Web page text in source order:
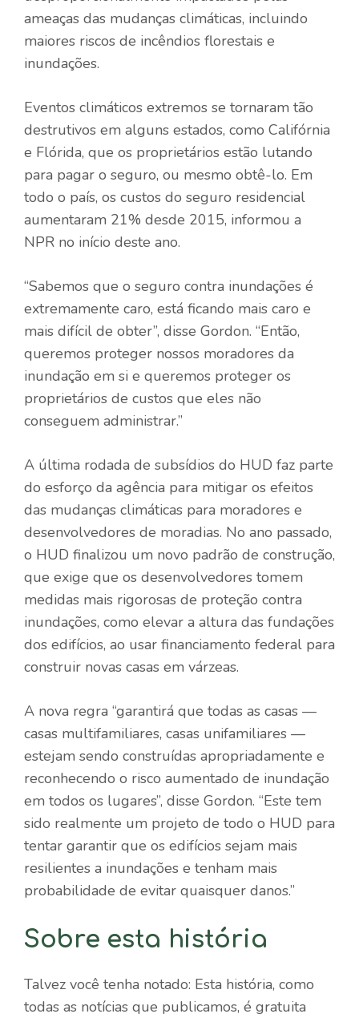
ameaças das mudanças climáticas, incluindo
maiores riscos de incêndios florestais e
inundações.
Eventos climáticos extremos se tornaram tão
destrutivos em alguns estados, como Califórnia
e Flórida, que os proprietários estão lutando
para pagar o seguro, ou mesmo obtê-lo. Em
todo o país, os custos do seguro residencial
aumentaram 21% desde 2015, informou a
NPR no início deste ano.
“Sabemos que o seguro contra inundações é
extremamente caro, está ficando mais caro e
mais difícil de obter”, disse Gordon. “Então,
queremos proteger nossos moradores da
inundação em si e queremos proteger os
proprietários de custos que eles não
conseguem administrar.”
A última rodada de subsídios do HUD faz parte
do esforço da agência para mitigar os efeitos
das mudanças climáticas para moradores e
desenvolvedores de moradias. No ano passado,
o HUD finalizou um novo padrão de construção,
que exige que os desenvolvedores tomem
medidas mais rigorosas de proteção contra
inundações, como elevar a altura das fundações
dos edifícios, ao usar financiamento federal para
construir novas casas em várzeas.
A nova regra “garantirá que todas as casas —
casas multifamiliares, casas unifamiliares —
estejam sendo construídas apropriadamente e
reconhecendo o risco aumentado de inundação
em todos os lugares”, disse Gordon. “Este tem
sido realmente um projeto de todo o HUD para
tentar garantir que os edifícios sejam mais
resilientes a inundações e tenham mais
probabilidade de evitar quaisquer danos.”
Sobre esta história
Talvez você tenha notado: Esta história, como
todas as notícias que publicamos, é gratuita